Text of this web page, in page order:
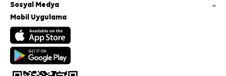
Sosyal Medya
Mobil Uygulama